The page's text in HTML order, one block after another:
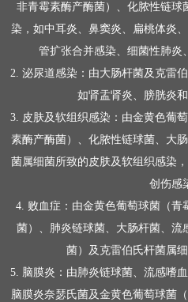
非青霉素酶产酶菌）、化脓性链球
染，如中耳炎、鼻窦炎、扁桃体炎
管扩张合并感染、细菌性肺炎
2. 泌尿道感染：由大肠杆菌及克雷
如肾盂肾炎、膀胱炎
3. 皮肤及软组织感染：由金黄色葡
素酶产酶菌）、化脓性链球菌、大
菌属细菌所致的皮肤及软组织感染
创伤感
4. 败血症：由金黄色葡萄球菌（
菌）、肺炎链球菌、大肠杆菌、流
菌）及克雷伯氏杆菌属
5. 脑膜炎：由肺炎链球菌、流感嗜
脑膜炎奈瑟氏菌及金黄色葡萄球菌